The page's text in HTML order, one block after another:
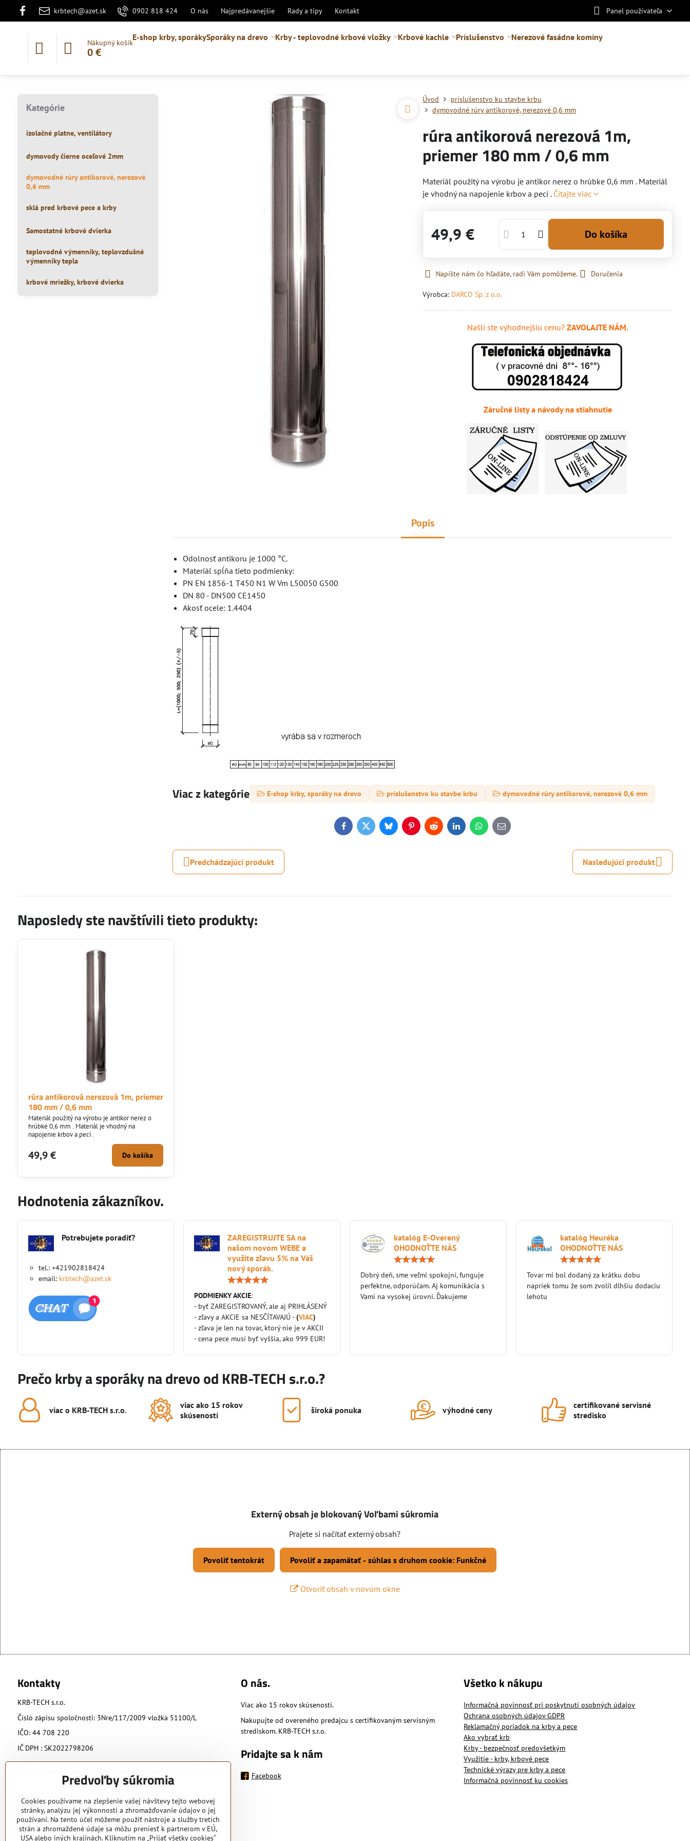
krbtech@azet.sk 0902 818 424 O nás Najpredávanejšie Rady a tipy Kontakt Panel používateľa
Nákupný košík
0 €
E-shop krby, sporákySporáky na drevo Krby - teplovodné krbové vložky Krbové kachle Príslušenstvo Nerezové fasádne komíny
Úvod
príslušenstvo ku stavbe krbu
dymovodné rúry antikorové, nerezové 0,6 mm
rúra antikorová nerezová 1m,
priemer 180 mm / 0,6 mm
Materiál použitý na výrobu je antikor nerez o hrúbke 0,6 mm . Materiál
je vhodný na napojenie krbov a pecí . Čítajte viac
49,9 € Do košíka
Napíšte nám čo hľadáte, radi Vám pomôžeme. Doručenia
Výrobca: DARCO Sp. z o.o.
Našli ste výhodnejšiu cenu?ZAVOLAJTE NÁM.
Záručné listy a návody na stiahnutie
Popis
Odolnosť antikoru je 1000 °C.
Materiál spĺňa tieto podmienky:
PN EN 1856-1 T450 N1 W Vm L50050 G500
DN 80 - DN500 CE1450
Akosť ocele: 1.4404
Viac z kategórie E-shop krby, sporáky na drevo príslušenstvo ku stavbe krbu dymovodné rúry antikorové, nerezové 0,6 mm
FacebookTwitterBlueskyPinterestRedditLinkedInWhatsApp
E-
mail
Predchádzajúci produkt Nasledujúci produkt
Kategórie
izolačné platne, ventilátory
dymovody čierne oceľové 2mm
dymovodné rúry antikorové, nerezové
0,6 mm
sklá pred krbové pece a krby
Samostatné krbové dvierka
teplovodné výmenníky, teplovzdušné
výmenníky tepla
krbové mriežky, krbové dvierka
Naposledy ste navštívili tieto produkty:
rúra antikorová nerezová 1m, priemer
180 mm / 0,6 mm
Materiál použitý na výrobu je antikor nerez o
hrúbke 0,6 mm . Materiál je vhodný na
napojenie krbov a pecí .
49,9 € Do košíka
Hodnotenia zákazníkov.
Potrebujete poradiť?
tel.: +421902818424
email: krbtech@azet.sk
ZAREGISTRUJTE SA na
našom novom WEBE a
využite zľavu 5% na Váš
nový sporák.
5
PODMIENKY AKCIE:
- byť ZAREGISTROVANÝ, ale aj PRIHLÁSENÝ
- zľavy a AKCIE sa NESČÍTAVAJÚ -(VIAC)
- zľava je len na tovar, ktorý nie je v AKCII
- cena pece musí byť vyššia, ako 999 EUR!
katalóg E-Overený
OHODNOŤTE NÁS
/
5
Dobrý deň, sme veľmi spokojní, funguje
perfektne, odporúčam. Aj komunikácia s
Vami na vysokej úrovni. Ďakujeme
katalóg Heuréka
OHODNOŤTE NÁS
/
5
Tovar mi bol dodaný za krátku dobu
napriek tomu že som zvolil dlhšiu dodaciu
lehotu
Prečo krby a sporáky na drevo od KRB-TECH s.r.o.?
viac o KRB-TECH s​.r​.o​.
viac ako 15 rokov
skúseností
široká ponuka výhodné ceny
certifikované servisné
stredisko
Externý obsah je blokovaný Voľbami súkromia
Prajete si načítať externý obsah?
Povoliť tentokrát Povoliť a zapamätať - súhlas s druhom cookie: Funkčné
Otvoriť obsah v novom okne
Kontakty
KRB-TECH s.r.o.
Číslo zápisu spoločnosti: 3Nre/117/2009 vložka 51100/L
IČO: 44 708 220
IČ DPH : SK2022798206
Hviezdoslavova 197, Nižná 02743
krbtech​@azet​.sk
0902 818 424
O nás.
Viac ako 15 rokov skúsenosti.
Nakupujte od overeného predajcu s certifikovaným servisným
strediskom. KRB-TECH s.r.o.
Pridajte sa k nám
Facebook
Všetko k nákupu
Informačná povinnosť pri poskytnutí osobných údajov
Ochrana osobných údajov GDPR
Reklamačný poriadok na krby a pece
Ako vybrať krb
Krby - bezpečnosť predovšetkým
Využitie - krby, krbové pece
Technické výrazy pre krby a pece
Informačná povinnosť ku cookies
Predvoľby súkromia
Cookies používame na zlepšenie vašej návštevy tejto webovej
stránky, analýzu jej výkonnosti a zhromažďovanie údajov o jej
používaní. Na tento účel môžeme použiť nástroje a služby tretích
strán a zhromaždené údaje sa môžu preniesť k partnerom v EÚ,
USA alebo iných krajinách. Kliknutím na „Prijať všetky cookies“